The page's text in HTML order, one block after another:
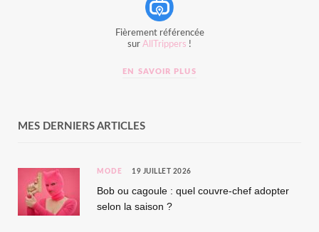
Fièrement référencée
sur AllTrippers !
EN SAVOIR PLUS
MES DERNIERS ARTICLES
MODE 19 JUILLET 2026
Bob ou cagoule : quel couvre-chef adopter
selon la saison ?